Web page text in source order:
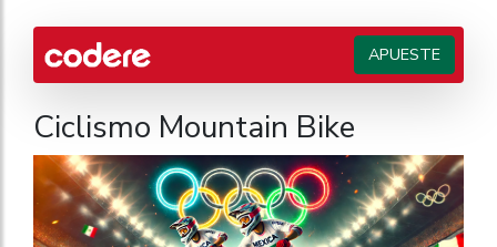
APUESTE
Ciclismo Mountain Bike